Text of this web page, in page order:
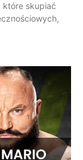
które skupiać